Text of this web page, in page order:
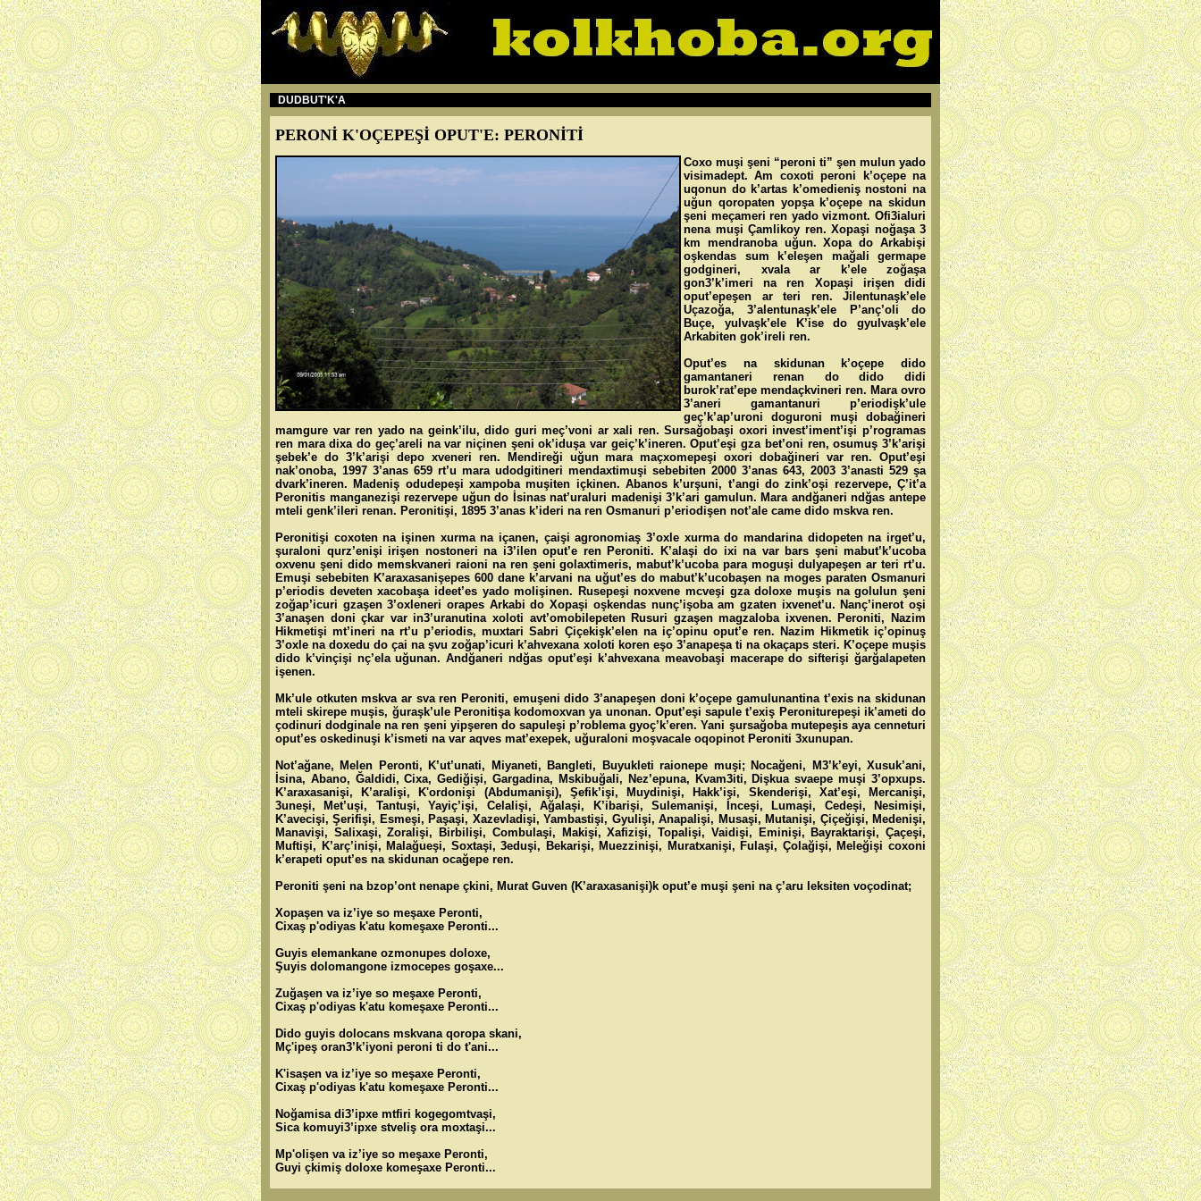
DUDBUT'K'A
PERONİ K'OÇEPEŞİ OPUT'E: PERONİTİ
Coxo muşi şeni “peroni ti” şen mulun yado
visimadept. Am coxoti peroni k’oçepe na
uqonun do k’artas k’omedieniş nostoni na
uğun qoropaten yopşa k’oçepe na skidun
şeni meçameri ren yado vizmont. Ofi3ialuri
nena muşi Çamlikoy ren. Xopaşi noğaşa 3
km mendranoba uğun. Xopa do Arkabişi
oşkendas sum k’eleşen mağali germape
godgineri, xvala ar k’ele zoğaşa
gon3’k’imeri na ren Xopaşi irişen didi
oput’epeşen ar teri ren. Jilentunaşk’ele
Uçazoğa, 3’alentunaşk’ele P’anç’oli do
Buçe, yulvaşk’ele K’ise do gyulvaşk’ele
Arkabiten gok’ireli ren.
Oput’es na skidunan k’oçepe dido
gamantaneri renan do dido didi
burok’rat’epe mendaçkvineri ren. Mara ovro
3’aneri gamantanuri p’eriodişk’ule
geç’k’ap’uroni doguroni muşi dobağineri
mamgure var ren yado na geink’ilu, dido guri meç’voni ar xali ren. Sursağobaşi oxori invest’iment’işi p’rogramas
ren mara dixa do geç’areli na var niçinen şeni ok’iduşa var geiç’k’ineren. Oput’eşi gza bet’oni ren, osumuş 3’k’arişi
şebek’e do 3’k’arişi depo xveneri ren. Mendireği uğun mara maçxomepeşi oxori dobağineri var ren. Oput’eşi
nak’onoba, 1997 3’anas 659 rt’u mara udodgitineri mendaxtimuşi sebebiten 2000 3’anas 643, 2003 3’anasti 529 şa
dvark’ineren. Madeniş odudepeşi xampoba muşiten içkinen. Abanos k’urşuni, t’angi do zink’oşi rezervepe, Ç’it’a
Peronitis manganezişi rezervepe uğun do İsinas nat’uraluri madenişi 3’k’ari gamulun. Mara andğaneri ndğas antepe
mteli genk’ileri renan. Peronitişi, 1895 3’anas k’ideri na ren Osmanuri p’eriodişen not’ale came dido mskva ren.
Peronitişi coxoten na işinen xurma na içanen, çaişi agronomiaş 3’oxle xurma do mandarina didopeten na irget’u,
şuraloni qurz’enişi irişen nostoneri na i3’ilen oput’e ren Peroniti. K’alaşi do ixi na var bars şeni mabut’k’ucoba
oxvenu şeni dido memskvaneri raioni na ren şeni golaxtimeris, mabut’k’ucoba para moguşi dulyapeşen ar teri rt’u.
Emuşi sebebiten K’araxasanişepes 600 dane k’arvani na uğut’es do mabut’k’ucobaşen na moges paraten Osmanuri
p’eriodis deveten xacobaşa ideet’es yado molişinen. Rusepeşi noxvene mcveşi gza doloxe muşis na golulun şeni
zoğap’icuri gzaşen 3’oxleneri orapes Arkabi do Xopaşi oşkendas nunç’işoba am gzaten ixvenet’u. Nanç’inerot oşi
3’anaşen doni çkar var in3’uranutina xoloti avt’omobilepeten Rusuri gzaşen magzaloba ixvenen. Peroniti, Nazim
Hikmetişi mt’ineri na rt’u p’eriodis, muxtari Sabri Çiçekişk’elen na iç’opinu oput’e ren. Nazim Hikmetik iç’opinuş
3’oxle na doxedu do çai na şvu zoğap’icuri k’ahvexana xoloti koren eşo 3’anapeşa ti na okaçaps steri. K’oçepe muşis
dido k’vinçişi nç’ela uğunan. Andğaneri ndğas oput’eşi k’ahvexana meavobaşi macerape do sifterişi ğarğalapeten
işenen.
Mk’ule otkuten mskva ar sva ren Peroniti, emuşeni dido 3’anapeşen doni k’oçepe gamulunantina t’exis na skidunan
mteli skirepe muşis, ğuraşk’ule Peronitişa kodomoxvan ya unonan. Oput’eşi sapule t’exiş Peroniturepeşi ik’ameti do
çodinuri dodginale na ren şeni yipşeren do sapuleşi p’roblema gyoç’k’eren. Yani şursağoba mutepeşis aya cenneturi
oput’es oskedinuşi k’ismeti na var aqves mat’exepek, uğuraloni moşvacale oqopinot Peroniti 3xunupan.
Not’ağane, Melen Peronti, K’ut’unati, Miyaneti, Bangleti, Buyukleti raionepe muşi; Nocağeni, M3’k’eyi, Xusuk’ani,
İsina, Abano, Ğaldidi, Cixa, Gediğişi, Gargadina, Mskibuğali, Nez’epuna, Kvam3iti, Dişkua svaepe muşi 3’opxups.
K’araxasanişi, K’aralişi, K'ordonişi (Abdumanişi), Şefik’işi, Muydinişi, Hakk’işi, Skenderişi, Xat’eşi, Mercanişi,
3uneşi, Met’uşi, Tantuşi, Yayiç’işi, Celalişi, Ağalaşi, K’ibarişi, Sulemanişi, İnceşi, Lumaşi, Cedeşi, Nesimişi,
K’avecişi, Şerifişi, Esmeşi, Paşaşi, Xazevladişi, Yambastişi, Gyulişi, Anapalişi, Musaşi, Mutanişi, Çiçeğişi, Medenişi,
Manavişi, Salixaşi, Zoralişi, Birbilişi, Combulaşi, Makişi, Xafizişi, Topalişi, Vaidişi, Eminişi, Bayraktarişi, Çaçeşi,
Muftişi, K’arç’inişi, Malağueşi, Soxtaşi, 3eduşi, Bekarişi, Muezzinişi, Muratxanişi, Fulaşi, Çolağişi, Meleğişi coxoni
k’erapeti oput’es na skidunan ocağepe ren.
Peroniti şeni na bzop’ont nenape çkini, Murat Guven (K’araxasanişi)k oput’e muşi şeni na ç’aru leksiten voçodinat;
Xopaşen va iz’iye so meşaxe Peronti,
Cixaş p'odiyas k'atu komeşaxe Peronti...
Guyis elemankane ozmonupes doloxe,
Şuyis dolomangone izmocepes goşaxe...
Zuğaşen va iz’iye so meşaxe Peronti,
Cixaş p'odiyas k'atu komeşaxe Peronti...
Dido guyis dolocans mskvana qoropa skani,
Mç'ipeş oran3’k’iyoni peroni ti do t'ani...
K'isaşen va iz’iye so meşaxe Peronti,
Cixaş p'odiyas k'atu komeşaxe Peronti...
Noğamisa di3’ipxe mtfiri kogegomtvaşi,
Sica komuyi3’ipxe stveliş ora moxtaşi...
Mp'olişen va iz’iye so meşaxe Peronti,
Guyi çkimiş doloxe komeşaxe Peronti...